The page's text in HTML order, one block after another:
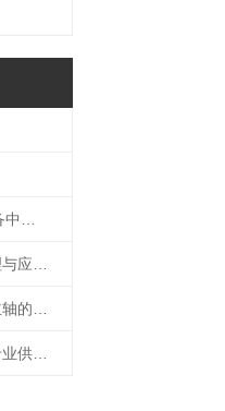
THETA主轴在釸达设备中的应用与优势
磨床电主轴的工作原理与应用介绍
如何选择适合磨床电主轴的行星减速机？
西安进口主轴代理：专业供应高品质主轴